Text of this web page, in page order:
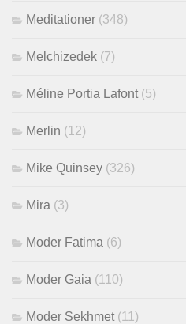
Meditationer (348)
Melchizedek (7)
Méline Portia Lafont (5)
Merlin (12)
Mike Quinsey (326)
Mira (3)
Moder Fatima (6)
Moder Gaia (110)
Moder Sekhmet (11)